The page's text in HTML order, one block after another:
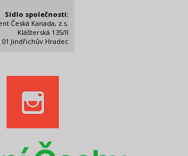
Sídlo společnosti:
Česká Kanada, z.s.
Klášterská 135/II
01 Jindřichův Hradec